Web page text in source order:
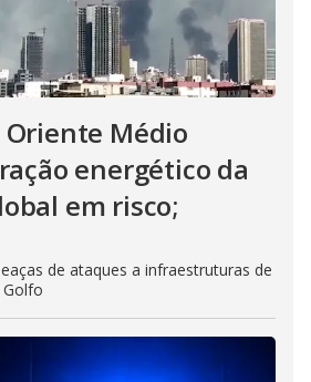
Oriente Médio
energético da
em risco;
de ataques a infraestruturas de